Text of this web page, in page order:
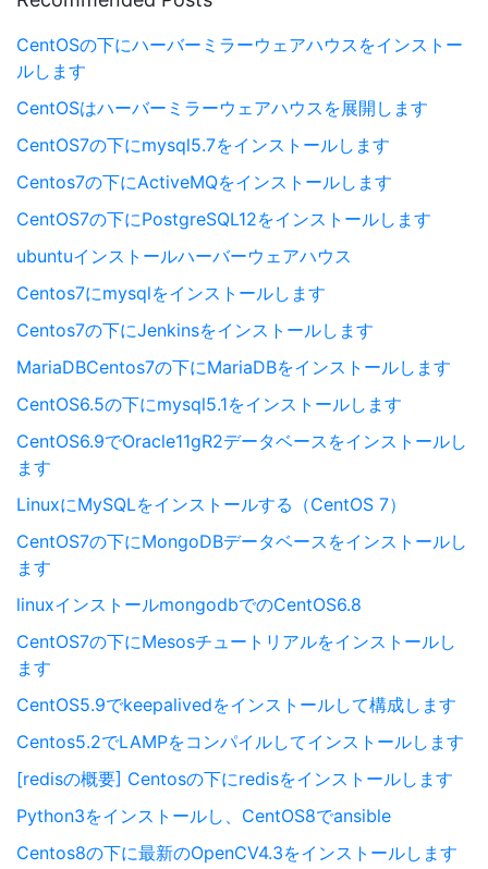
CentOSの下にハーバーミラーウェアハウスをインストー
ルします
CentOSはハーバーミラーウェアハウスを展開します
CentOS7の下にmysql5.7をインストールします
Centos7の下にActiveMQをインストールします
CentOS7の下にPostgreSQL12をインストールします
ubuntuインストールハーバーウェアハウス
Centos7にmysqlをインストールします
Centos7の下にJenkinsをインストールします
MariaDBCentos7の下にMariaDBをインストールします
CentOS6.5の下にmysql5.1をインストールします
CentOS6.9でOracle11gR2データベースをインストールし
ます
LinuxにMySQLをインストールする（CentOS 7）
CentOS7の下にMongoDBデータベースをインストールし
ます
linuxインストールmongodbでのCentOS6.8
CentOS7の下にMesosチュートリアルをインストールし
ます
CentOS5.9でkeepalivedをインストールして構成します
Centos5.2でLAMPをコンパイルしてインストールします
[redisの概要] Centosの下にredisをインストールします
Python3をインストールし、CentOS8でansible
Centos8の下に最新のOpenCV4.3をインストールします